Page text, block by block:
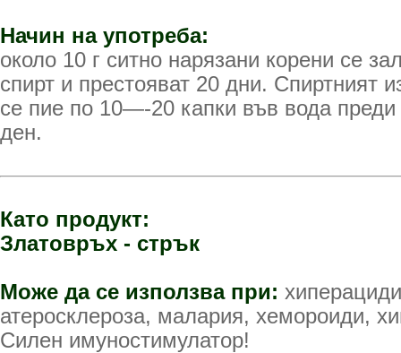
Начин на употреба:
около 10 г ситно нарязани корени се
спирт и престояват 20 дни. Спиртният
се пие по 10—-20 капки във вода
ден.
Като продукт:
Златовръх - стрък
Може да се използва при:
атеросклероза, малария, хемороиди,
Силен имуностимулатор!